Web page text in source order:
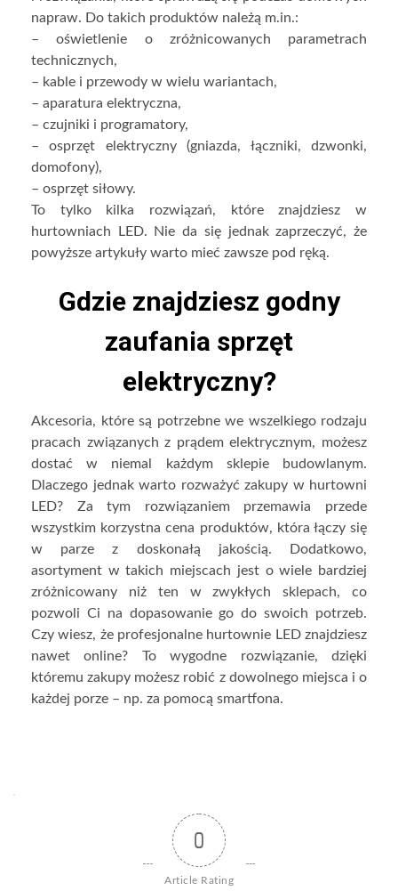
napraw. Do takich produktów należą m.in.:
– oświetlenie o zróżnicowanych parametrach
technicznych,
– kable i przewody w wielu wariantach,
– aparatura elektryczna,
– czujniki i programatory,
– osprzęt elektryczny (gniazda, łączniki, dzwonki,
domofony),
– osprzęt siłowy.
To tylko kilka rozwiązań, które znajdziesz w
hurtowniach LED. Nie da się jednak zaprzeczyć, że
powyższe artykuły warto mieć zawsze pod ręką.
Gdzie znajdziesz godny
zaufania sprzęt
elektryczny?
Akcesoria, które są potrzebne we wszelkiego rodzaju
pracach związanych z prądem elektrycznym, możesz
dostać w niemal każdym sklepie budowlanym.
Dlaczego jednak warto rozważyć zakupy w hurtowni
LED? Za tym rozwiązaniem przemawia przede
wszystkim korzystna cena produktów, która łączy się
w parze z doskonałą jakością. Dodatkowo,
asortyment w takich miejscach jest o wiele bardziej
zróżnicowany niż ten w zwykłych sklepach, co
pozwoli Ci na dopasowanie go do swoich potrzeb.
Czy wiesz, że profesjonalne hurtownie LED znajdziesz
nawet online? To wygodne rozwiązanie, dzięki
któremu zakupy możesz robić z dowolnego miejsca i o
każdej porze – np. za pomocą smartfona.
0
Article Rating